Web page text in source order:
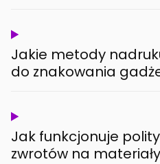
Jakie metody
do znakowania
Jak funkcjonuje
zwrotów na